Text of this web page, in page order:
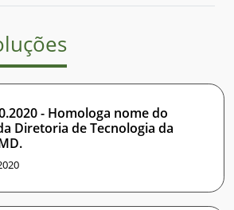
- Homologa nome do
Diretoria de Tecnologia da